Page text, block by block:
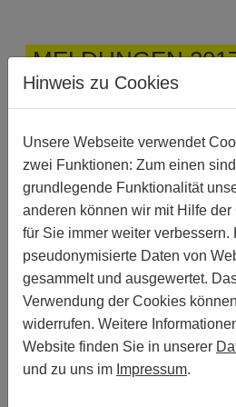
MELDUNGEN
07. DEZEMBER 2017
MELDUNGEN | KAMERUN |
UGANDA | KENIA |
QUEERAMNESTY"
PREMIERE IM
STAATSTHEATER
MELDUNGEN | AUSTRALIEN :
EHE FÜR ALLE: GUTES
FÜRCHTERLICHER
04. DEZEMBER 2017
MELDUNGEN | HONG KONG :
BODYBUILDING UND
HONGKONGER
Hinweis zu Cookies
Unsere Webseite verwendet
zwei Funktionen: Zum einen
grundlegende Funktionalität
anderen können wir mit Hilfe
für Sie immer weiter verbessern.
pseudonymisierte Daten von
gesammelt und ausgewertet.
Verwendung der Cookies
widerrufen. Weitere
Website finden Sie in unserer
und zu uns im Impressum.